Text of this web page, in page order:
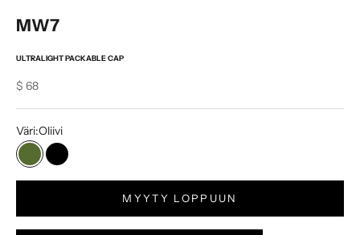
MW7
ULTRALIGHT PACKABLE CAP
Sale price
$ 68
Väri:Oliivi
Oliivi Musta
MYYTY LOPPUUN